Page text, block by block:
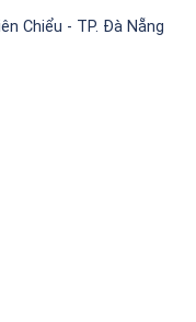
Chiểu - TP. Đà Nẵng